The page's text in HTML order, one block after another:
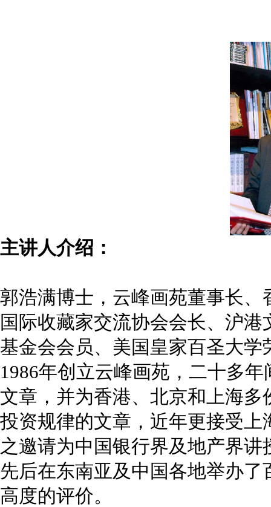
主讲人介绍 ：
郭浩满博士，云峰画苑董事长
国际收藏家交流协会会长、沪
基金会会员、美国皇家百圣大学
1986年创立云峰画苑，二十多
文章，并为香港、北京和上海
投资规律的文章，近年更接受
之邀请为中国银行界及地产界
先后在东南亚及中国各地举办
高度的评价。